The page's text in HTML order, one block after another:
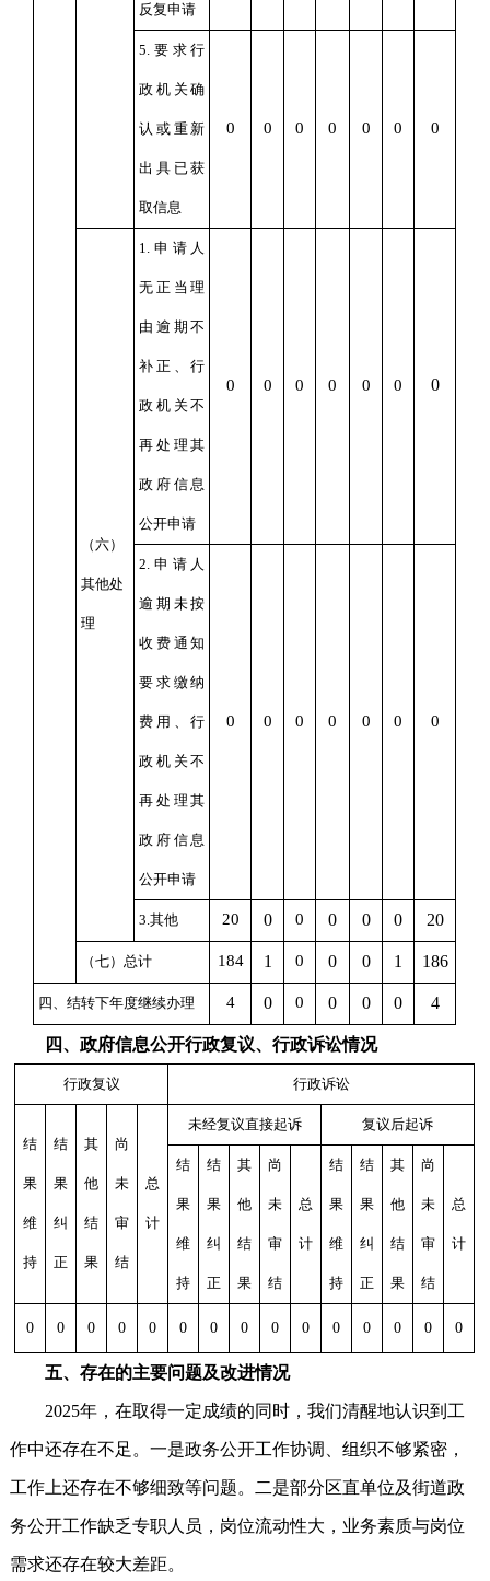
反复申请
5.要求行
政机关确
认或重新
出具已获
取信息
0 0 0 0 0 0 0
（六）
其他处
理
1.申请人
无正当理
由逾期不
补正、行
政机关不
再处理其
政府信息
公开申请
0 0 0 0 0 0 0
2.申请人
逾期未按
收费通知
要求缴纳
费用、行
政机关不
再处理其
政府信息
公开申请
0 0 0 0 0 0 0
3.其他 20 0 0 0 0 0 20
（七）总计 184 1 0 0 0 1 186
四、结转下年度继续办理 4 0 0 0 0 0 4
四、政府信息公开行政复议、行政诉讼情况
行政复议 行政诉讼
结
果
维
持
结
果
纠
正
其
他
结
果
尚
未
审
结
总
计
未经复议直接起诉 复议后起诉
结
果
维
持
结
果
纠
正
其
他
结
果
尚
未
审
结
总
计
结
果
维
持
结
果
纠
正
其
他
结
果
尚
未
审
结
总
计
0 0 0 0 0 0 0 0 0 0 0 0 0 0 0
五、存在的主要问题及改进情况
2025年，在取得一定成绩的同时，我们清醒地认识到工
作中还存在不足。一是政务公开工作协调、组织不够紧密，
工作上还存在不够细致等问题。二是部分区直单位及街道政
务公开工作缺乏专职人员，岗位流动性大，业务素质与岗位
需求还存在较大差距。